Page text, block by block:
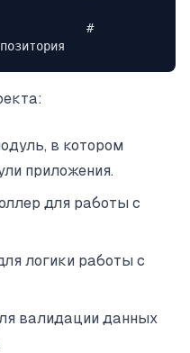
#
в котором
приложения.
для работы с
логики работы с
валидации данных